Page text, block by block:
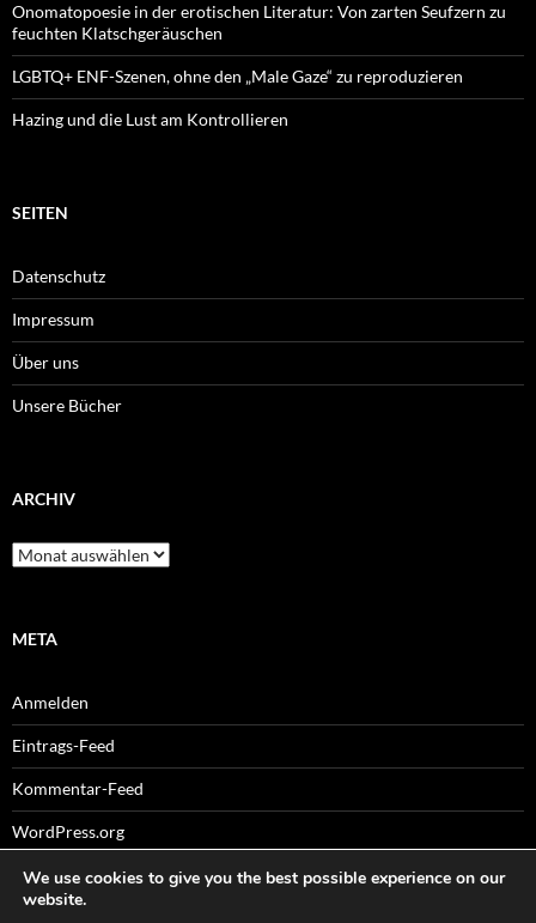
Onomatopoesie in der erotischen Literatur: Von zarten Seufzern zu
feuchten Klatschgeräuschen
LGBTQ+ ENF-Szenen, ohne den „Male Gaze“ zu reproduzieren
Hazing und die Lust am Kontrollieren
SEITEN
Datenschutz
Impressum
Über uns
Unsere Bücher
ARCHIV
Archiv
META
Anmelden
Eintrags-Feed
Kommentar-Feed
WordPress.org
We use cookies to give you the best possible experience on our
website.